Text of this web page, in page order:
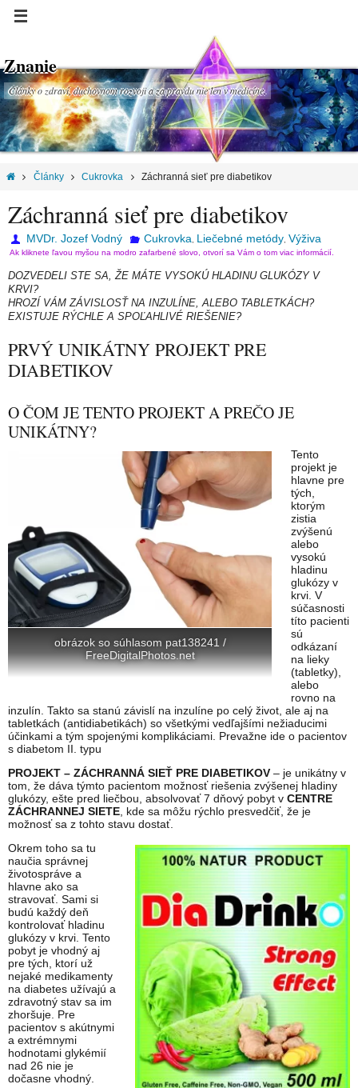
Znanie
Články o zdraví, duchovnom rozvoji a za pravdu nie len v medicíne.
Články Cukrovka Záchranná sieť pre diabetikov
Záchranná sieť pre diabetikov
MVDr. Jozef Vodný Cukrovka Liečebné metódy, Výživa
Ak kliknete ľavou myšou na modro zafarbené slovo, otvorí sa Vám o tom viac informácií.
DOZVEDELI STE SA, ŽE MÁTE VYSOKÚ HLADINU GLUKÓZY V
KRVI?
HROZÍ VÁM ZÁVISLOSŤ NA INZULÍNE, ALEBO TABLETKÁCH?
EXISTUJE RÝCHLE A SPOĽAHLIVÉ RIEŠENIE?
PRVÝ UNIKÁTNY PROJEKT PRE
DIABETIKOV
O ČOM JE TENTO PROJEKT A PREČO JE
UNIKÁTNY?
obrázok so súhlasom pat138241 /
FreeDigitalPhotos.net
Tento
projekt je
hlavne pre
tých,
ktorým
zistia
zvýšenú
alebo
vysokú
hladinu
glukózy v
krvi. V
súčasnosti
títo pacienti
sú
odkázaní
na lieky
(tabletky),
alebo
rovno na
inzulín. Takto sa stanú závislí na inzulíne po celý život, ale aj na
tabletkách (antidiabetikách) so všetkými vedľajšími nežiaducimi
účinkami a tým spojenými komplikáciami. Prevažne ide o pacientov
s diabetom II. typu
PROJEKT – ZÁCHRANNÁ SIEŤ PRE DIABETIKOV – je unikátny v
tom, že dáva týmto pacientom možnosť riešenia zvýšenej hladiny
glukózy, ešte pred liečbou, absolvovať 7 dňový pobyt v CENTRE
ZÁCHRANNEJ SIETE , kde sa môžu rýchlo presvedčiť, že je
možnosť sa z tohto stavu dostať.
Okrem toho sa tu
naučia správnej
životospráve a
hlavne ako sa
stravovať. Sami si
budú každý deň
kontrolovať hladinu
glukózy v krvi. Tento
pobyt je vhodný aj
pre tých, ktorí už
nejaké medikamenty
na diabetes užívajú a
zdravotný stav sa im
zhoršuje. Pre
pacientov s akútnymi
a extrémnymi
hodnotami glykémií
nad 26 nie je
dočasne vhodný.